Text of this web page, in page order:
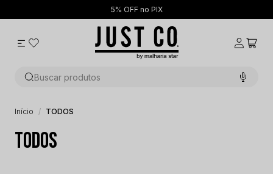
5% OFF no PIX
Buscar produtos
Início TODOS
TODOS